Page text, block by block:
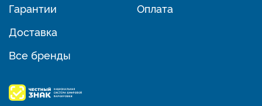
Гарантии
Доставка
Все бренды
Оплата